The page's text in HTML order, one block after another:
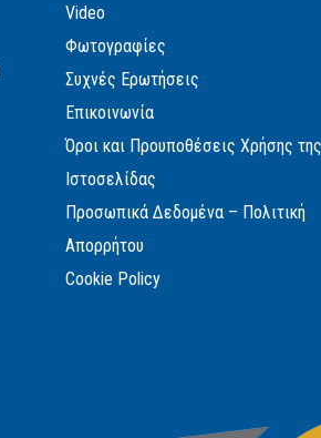
Video
Φωτογραφίες
Συχνές Ερωτήσεις
Επικοινωνία
Όροι και Προυποθέσεις Χρήσης της
Ιστοσελίδας
Προσωπικά Δεδομένα – Πολιτική
Απορρήτου
Cookie Policy